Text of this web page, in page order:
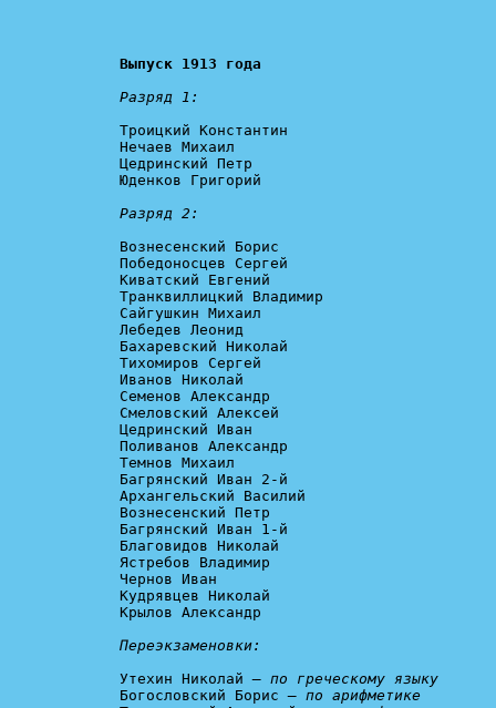
Выпуск 1913 года
Разряд 1:
Троицкий Константин
Нечаев Михаил
Цедринский Петр
Юденков Григорий
Разряд 2:
Вознесенский Борис
Победоносцев Сергей
Киватский Евгений
Транквиллицкий Владимир
Сайгушкин Михаил
Лебедев Леонид
Бахаревский Николай
Тихомиров Сергей
Иванов Николай
Семенов Александр
Смеловский Алексей
Цедринский Иван
Поливанов Александр
Темнов Михаил
Багрянский Иван 2-й
Архангельский Василий
Вознесенский Петр
Багрянский Иван 1-й
Благовидов Николай
Ястребов Владимир
Чернов Иван
Кудрявцев Николай
Крылов Александр
Переэкзаменовки:
Утехин Николай — по греческому языку
Богословский Борис — по арифметике